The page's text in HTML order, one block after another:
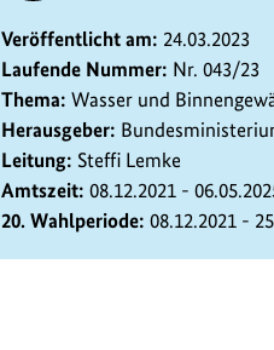
Veröffentlicht am: 24.03.2023
Laufende Nummer: Nr. 043/23
Thema: Wasser und
Herausgeber:
Leitung: Steffi Lemke
Amtszeit: 08.12.2021 -
20. Wahlperiode: 08.12.2021 -